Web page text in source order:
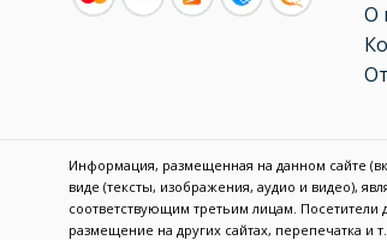
О
Информация, размещенная на данном сайте
виде (тексты, изображения, аудио и видео),
соответствующим третьим лицам.
размещение на других сайтах, перепечатка и